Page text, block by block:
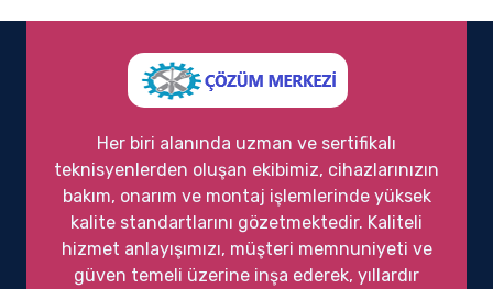
Her biri alanında uzman ve sertifikalı
teknisyenlerden oluşan ekibimiz, cihazlarınızın
bakım, onarım ve montaj işlemlerinde yüksek
kalite standartlarını gözetmektedir. Kaliteli
hizmet anlayışımızı, müşteri memnuniyeti ve
güven temeli üzerine inşa ederek, yıllardır